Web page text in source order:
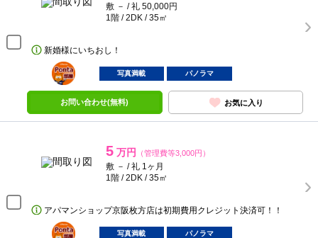
敷 － / 礼 50,000円
1階 / 2DK / 35㎡
新婚様にいちおし！
ポンタ
部屋
写真満載 パノラマ
お問い合わせ(無料) お気に入り
5 万円 （管理費等3,000円）
敷 － / 礼 1ヶ月
1階 / 2DK / 35㎡
アパマンショップ京阪枚方店は初期費用クレジット決済可！！
ポンタ
部屋
写真満載 パノラマ